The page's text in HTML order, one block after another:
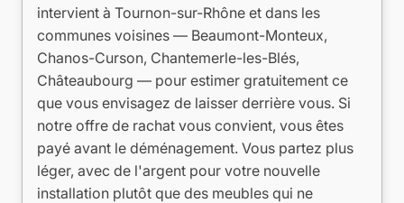
intervient à Tournon-sur-Rhône et dans les
communes voisines — Beaumont-Monteux,
Chanos-Curson, Chantemerle-les-Blés,
Châteaubourg — pour estimer gratuitement ce
que vous envisagez de laisser derrière vous. Si
notre offre de rachat vous convient, vous êtes
payé avant le déménagement. Vous partez plus
léger, avec de l'argent pour votre nouvelle
installation plutôt que des meubles qui ne